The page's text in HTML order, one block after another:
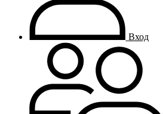
Вход